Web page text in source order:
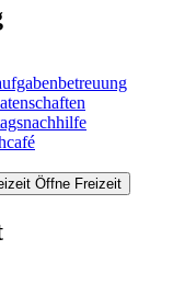
Öffne Freizeit